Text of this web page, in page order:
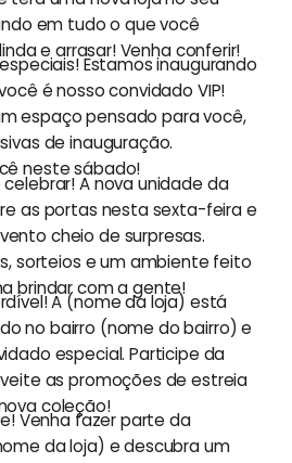
em tudo o que você
e arrasar! Venha conferir!
Estamos inaugurando
é nosso convidado VIP!
espaço pensado para você,
de inauguração.
neste sábado!
A nova unidade da
as portas nesta sexta-feira e
cheio de surpresas.
sorteios e um ambiente feito
brindar com a gente!
A (nome da loja) está
no bairro (nome do bairro) e
especial. Participe da
as promoções de estreia
coleção!
Venha fazer parte da
da loja) e descubra um